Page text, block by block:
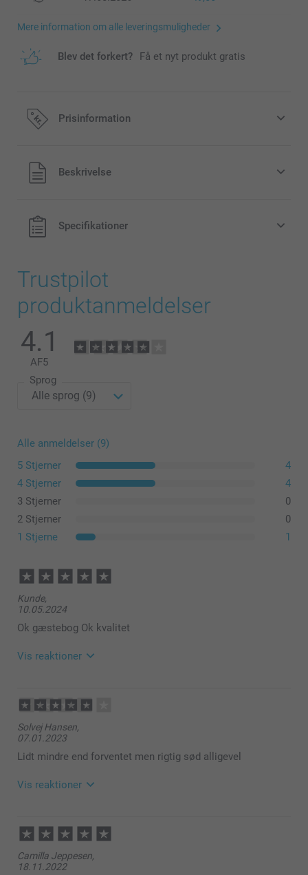
Mere information om alle leveringsmuligheder
Blev det forkert? Få et nyt produkt gratis
Prisinformation
Alle priser inklusive moms og uden
forsendelsesomkostninger
Beskrivelse
Specifikationer
Trustpilot
produktanmeldelser
4.1
AF5
Sprog
Alle anmeldelser (9)
5 Stjerner
4
4 Stjerner
4
3 Stjerner
0
2 Stjerner
0
1 Stjerne
1
Kunde,
10.05.2024
Ok gæstebog Ok kvalitet
Vis reaktioner
08:52
Tusind tak for din dejlige anmeldelse og dine 5
stjerner.
Det glæder os at du er så tilfreds med din gæstebog
og vi håber du får glæde af den i lang tid fremover.
Venlig hilsen
Zeinab @smartphoto
Solvej Hansen,
07.01.2023
Lidt mindre end forventet men rigtig sød alligevel
Vis reaktioner
14:14
Hej Solvej
Tusind tak for din dejlige anmeldelse.
Camilla Jeppesen,
18.11.2022